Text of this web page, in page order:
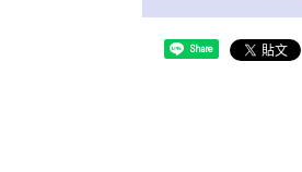
Share